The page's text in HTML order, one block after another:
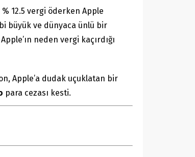
12.5 vergi öderken Apple
büyük ve dünyaca ünlü bir
neden vergi kaçırdığı
Apple’a dudak uçuklatan bir
para cezası kesti.